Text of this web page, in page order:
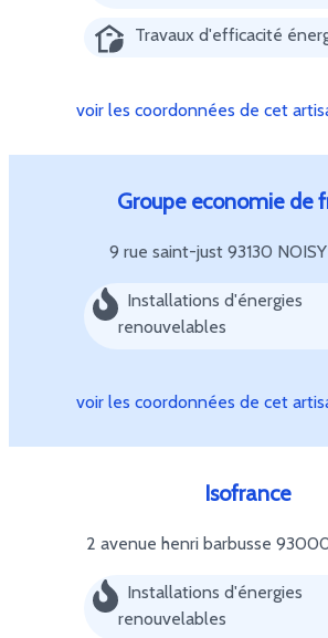
Travaux d'efficacité
voir les coordonnées de cet
Groupe economie de
9 rue saint-just 93130
Installations d'énergies
renouvelables
voir les coordonnées de cet
Isofrance
2 avenue henri barbusse
Installations d'énergies
renouvelables